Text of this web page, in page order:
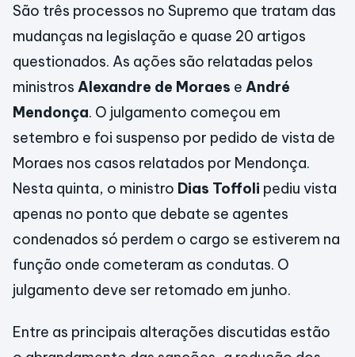
São três processos no Supremo que tratam das
mudanças na legislação e quase 20 artigos
questionados. As ações são relatadas pelos
ministros Alexandre de Moraes e André
Mendonça. O julgamento começou em
setembro e foi suspenso por pedido de vista de
Moraes nos casos relatados por Mendonça.
Nesta quinta, o ministro Dias Toffoli pediu vista
apenas no ponto que debate se agentes
condenados só perdem o cargo se estiverem na
função onde cometeram as condutas. O
julgamento deve ser retomado em junho.
Entre as principais alterações discutidas estão